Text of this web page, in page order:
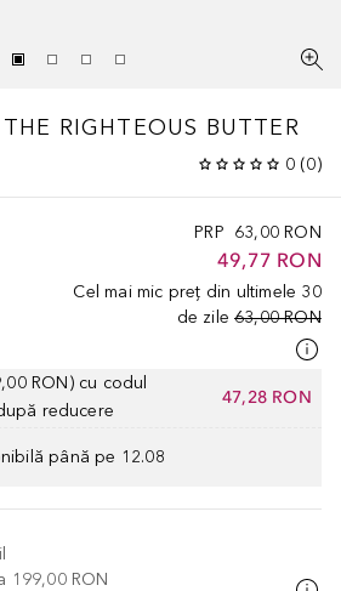
RIGHTEOUS BUTTER
0 (0)
PRP 63,00 RON
49,77 RON
Cel mai mic preț din ultimele 30
de zile 63,00 RON
RON) cu codul
reducere
47,28 RON
până pe 12.08
199,00 RON